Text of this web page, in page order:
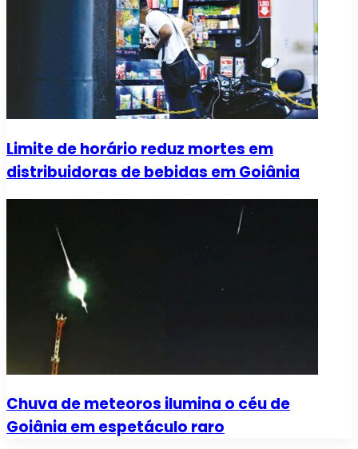
Limite de horário reduz mortes em
distribuidoras de bebidas em Goiânia
Chuva de meteoros ilumina o céu de
Goiânia em espetáculo raro